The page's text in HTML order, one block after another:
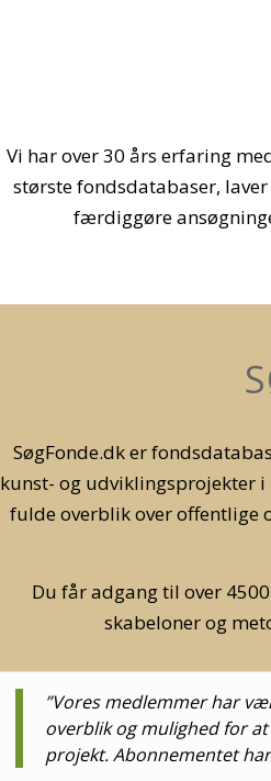
Vi har over 30 års erfaring
største fondsdatabaser,
færdiggøre
SøgFonde.dk er
kunst- og udviklingsprojekter
fulde overblik over offentlige
Du får adgang til over
skabeloner og
”Vores medlemmer har
overblik og mulighed for
projekt. Abonnementet